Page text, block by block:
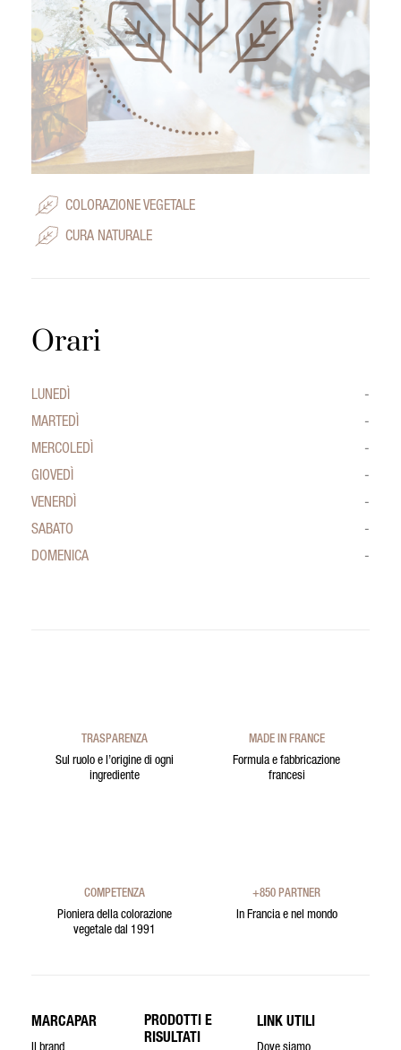
COLORAZIONE VEGETALE
CURA NATURALE
Orari
LUNEDÌ
-
MARTEDÌ
-
MERCOLEDÌ
-
GIOVEDÌ
-
VENERDÌ
-
SABATO
-
DOMENICA
-
TRASPARENZA
Sul ruolo e l’origine di ogni
ingrediente
MADE IN FRANCE
Formula e fabbricazione
francesi
COMPETENZA
Pioniera della colorazione
vegetale dal 1991
+850 PARTNER
In Francia e nel mondo
MARCAPAR
PRODOTTI E
RISULTATI
LINK UTILI